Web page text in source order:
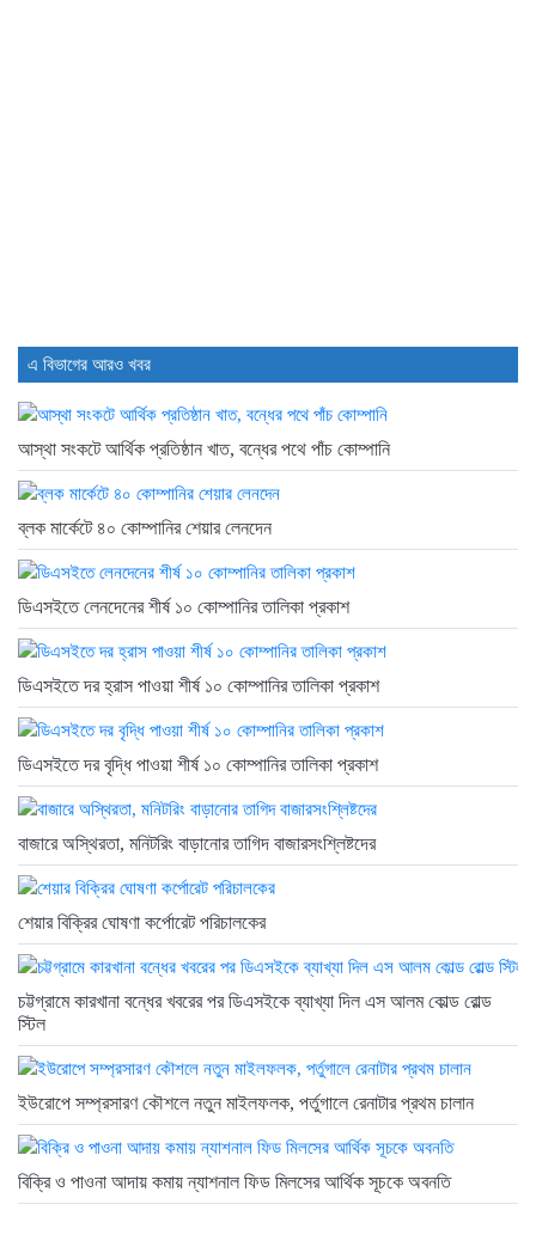
এ বিভাগের আরও খবর
আস্থা সংকটে আর্থিক প্রতিষ্ঠান খাত, বন্ধের পথে পাঁচ কোম্পানি
ব্লক মার্কেটে ৪০ কোম্পানির শেয়ার লেনদেন
ডিএসইতে লেনদেনের শীর্ষ ১০ কোম্পানির তালিকা প্রকাশ
ডিএসইতে দর হ্রাস পাওয়া শীর্ষ ১০ কোম্পানির তালিকা প্রকাশ
ডিএসইতে দর বৃদ্ধি পাওয়া শীর্ষ ১০ কোম্পানির তালিকা প্রকাশ
বাজারে অস্থিরতা, মনিটরিং বাড়ানোর তাগিদ বাজারসংশ্লিষ্টদের
শেয়ার বিক্রির ঘোষণা কর্পোরেট পরিচালকের
চট্টগ্রামে কারখানা বন্ধের খবরের পর ডিএসইকে ব্যাখ্যা দিল এস আলম কোল্ড রোল্ড
স্টিল
ইউরোপে সম্প্রসারণ কৌশলে নতুন মাইলফলক, পর্তুগালে রেনাটার প্রথম চালান
বিক্রি ও পাওনা আদায় কমায় ন্যাশনাল ফিড মিলসের আর্থিক সূচকে অবনতি